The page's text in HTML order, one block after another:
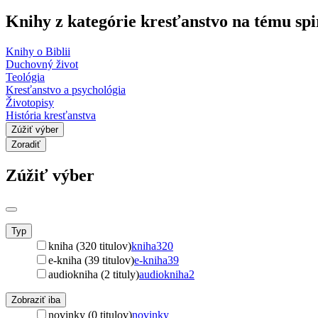
Knihy z kategórie kresťanstvo na tému
Knihy o Biblii
Duchovný život
Teológia
Kresťanstvo a psychológia
Životopisy
História kresťanstva
Zúžiť výber
Zoradiť
Zúžiť výber
Typ
kniha (320 titulov)kniha320
e-kniha (39 titulov)e-kniha39
audiokniha (2 tituly)audiokniha2
Zobraziť iba
novinky (0 titulov)novinky